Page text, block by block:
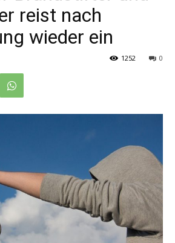
reist nach
wieder ein
0
1252